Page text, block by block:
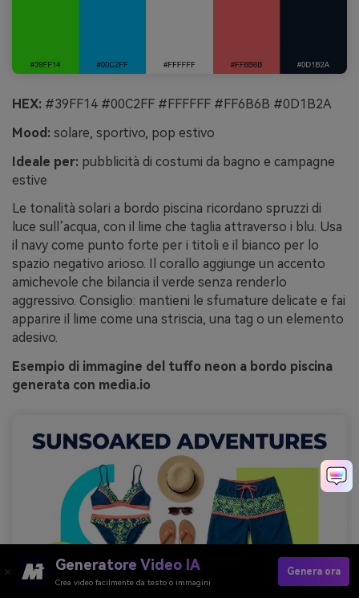
HEX: #39FF14 #00C2FF #FFFFFF #FF6B6B #0D1B2A
Mood: solare, sportivo, pop estivo
Ideale per: pubblicità di costumi da bagno e campagne
estive
Le tonalità solari a bordo piscina ricordano spruzzi di
luce sull’acqua, con il lime che taglia attraverso i blu. Usa
il navy come punto forte per i titoli e il bianco per lo
spazio negativo arioso. Il corallo aggiunge un accento
amichevole che bilancia il verde senza renderlo
aggressivo. Consiglio: mantieni le sfumature delicate e fai
apparire il lime come una striscia, una tag o un elemento
adesivo.
Esempio di immagine del tuffo neon a bordo piscina
generata con media.io
Generatore Video IA
Crea video facilmente da testo o immagini
Genera ora